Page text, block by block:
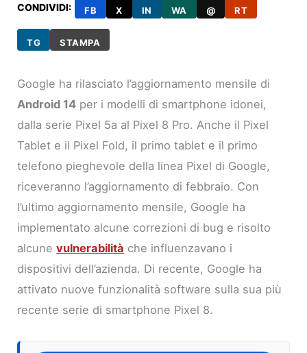
CONDIVIDI: FB X IN WA @ RT
TG STAMPA
Google ha rilasciato l’aggiornamento mensile di
Android 14 per i modelli di smartphone idonei,
dalla serie Pixel 5a al Pixel 8 Pro. Anche il Pixel
Tablet e il Pixel Fold, il primo tablet e il primo
telefono pieghevole della linea Pixel di Google,
riceveranno l’aggiornamento di febbraio. Con
l’ultimo aggiornamento mensile, Google ha
implementato alcune correzioni di bug e risolto
alcunevulnerabilità che influenzavano i
dispositivi dell’azienda. Di recente, Google ha
attivato nuove funzionalità software sulla sua più
recente serie di smartphone Pixel 8.